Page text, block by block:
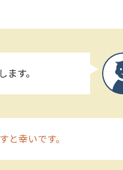
す。
幸いです。